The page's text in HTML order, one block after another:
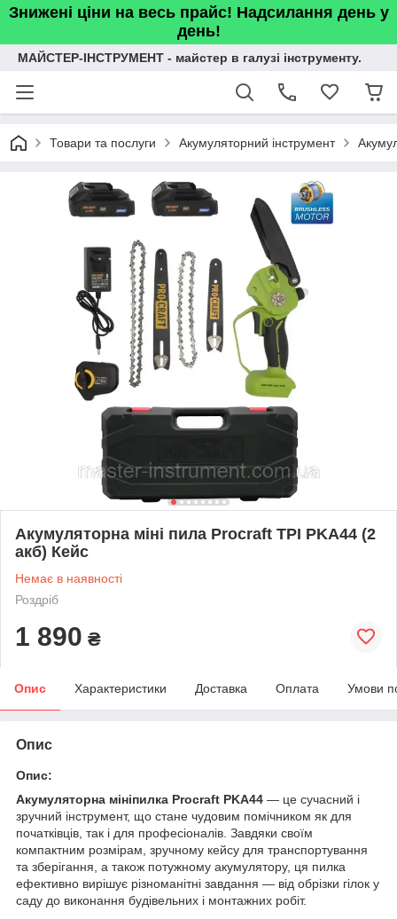
Знижені ціни на весь прайс! Надсилання день у
день!
МАЙСТЕР-ІНСТРУМЕНТ - майстер в галузі інструменту.
Товари та послуги Акумуляторний інструмент
Акумуляторна міні пила Procraft TPI PKA44 (2
акб) Кейс
Немає в наявності
Роздріб
1 890 ₴
Опис Характеристики Доставка Оплата Умови
Опис
Опис:
Акумуляторна мініпилка Procraft PKA44 — це сучасний і
зручний інструмент, що стане чудовим помічником як для
початківців, так і для професіоналів. Завдяки своїм
компактним розмірам, зручному кейсу для транспортування
та зберігання, а також потужному акумулятору, ця пилка
ефективно вирішує різноманітні завдання — від обрізки гілок у
саду до виконання будівельних і монтажних робіт.